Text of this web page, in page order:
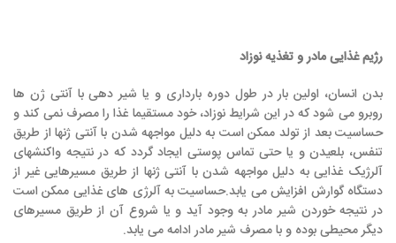
رژیم غذایی مادر و تغذیه نوزاد
بدن انسان، اولین بار در طول دوره بارداری و یا شیر دهی با آنتی ژن ها
روبرو می شود که در این شرایط نوزاد، خود مستقیما غذا را مصرف نمی کند و
حساسیت بعد از تولد ممکن است به دلیل مواجهه شدن با آنتی ژنها از طریق
تنفس، بلعیدن و یا حتی تماس پوستی ایجاد گردد که در نتیجه واکنشهای
آلرژیک غذایی به دلیل مواجهه شدن با آنتی ژنها از طریق مسیرهایی غیر از
دستگاه گوارش افزایش می یابد.حساسیت به آلرژی های غذایی ممکن است
در نتیجه خوردن شیر مادر به وجود آید و یا شروع آن از طریق مسیرهای
دیگر محیطی بوده و با مصرف شیر مادر ادامه می یابد.